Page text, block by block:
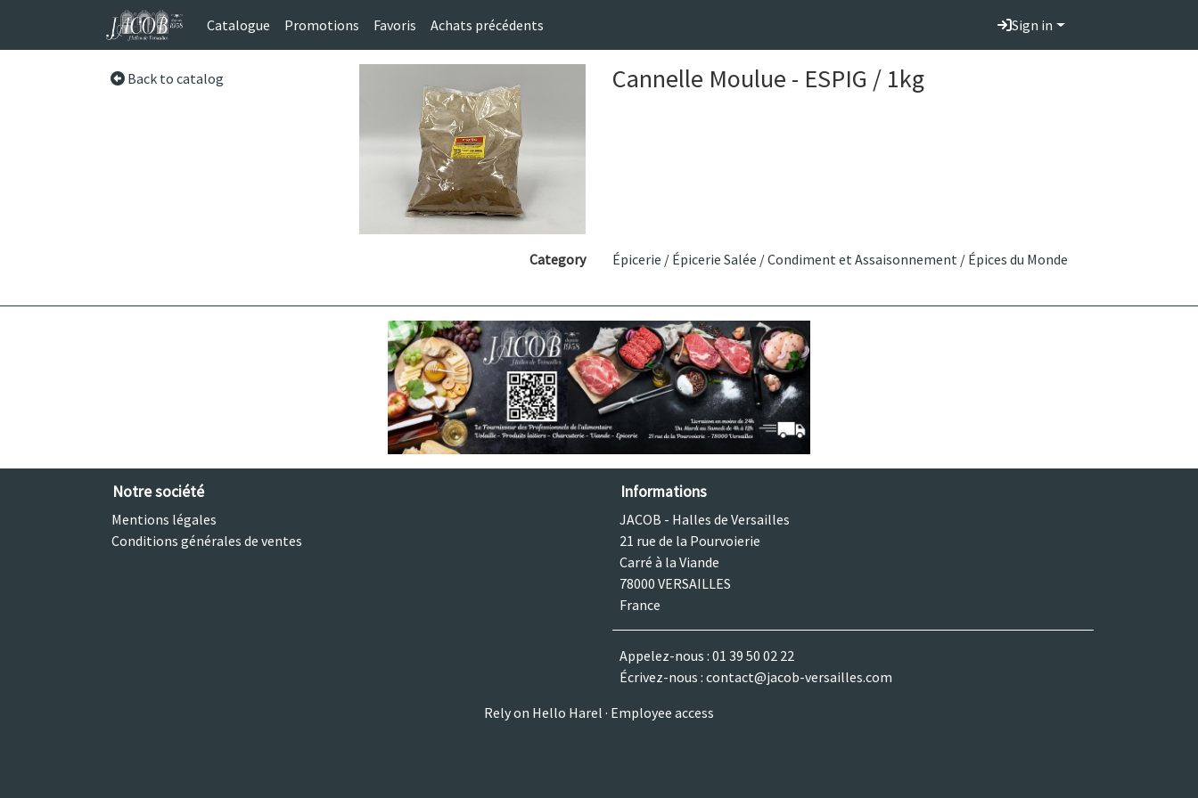
Catalogue Promotions Favoris Achats précédents Sign in
Back to catalog Cannelle Moulue - ESPIG / 1kg
Category Épicerie / Épicerie Salée /Condiment et Assaisonnement / Épices du Monde
Notre société
Mentions légales
Conditions générales de ventes
Informations
JACOB - Halles de Versailles
21 rue de la Pourvoierie
Carré à la Viande
78000 VERSAILLES
France
Appelez-nous : 01 39 50 02 22
Écrivez-nous : contact@jacob-versailles.com
Rely on Hello Harel · Employee access